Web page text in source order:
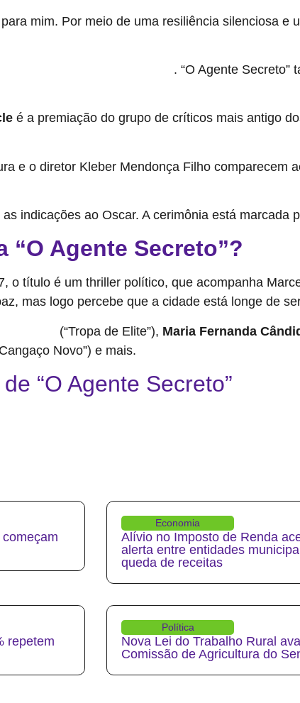
mim. Por meio de uma resiliência silenciosa
. “O Agente
é a premiação do grupo de críticos mais antigo
e o diretor Kleber Mendonça Filho comparecem
indicações ao Oscar. A cerimônia está marcada
“O Agente Secreto”?
o título é um thriller político, que acompanha
mas logo percebe que a cidade está longe de
(“Tropa de Elite”), Maria Fernanda
Novo”) e mais.
“O Agente Secreto”
Economia
Alívio no Imposto de Renda
alerta entre entidades
queda de receitas
repetem
Política
Nova Lei do Trabalho Rural
Comissão de Agricultura do